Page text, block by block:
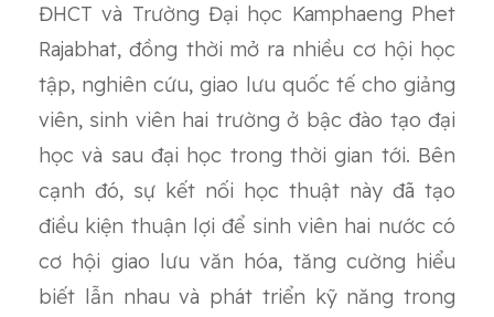
ĐHCT và Trường Đại học Kamphaeng Phet
Rajabhat, đồng thời mở ra nhiều cơ hội học
tập, nghiên cứu, giao lưu quốc tế cho giảng
viên, sinh viên hai trường ở bậc đào tạo đại
học và sau đại học trong thời gian tới. Bên
cạnh đó, sự kết nối học thuật này đã tạo
điều kiện thuận lợi để sinh viên hai nước có
cơ hội giao lưu văn hóa, tăng cường hiểu
biết lẫn nhau và phát triển kỹ năng trong